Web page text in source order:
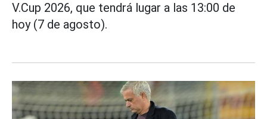
V.Cup 2026, que tendrá lugar a las 13:00 de
hoy (7 de agosto).